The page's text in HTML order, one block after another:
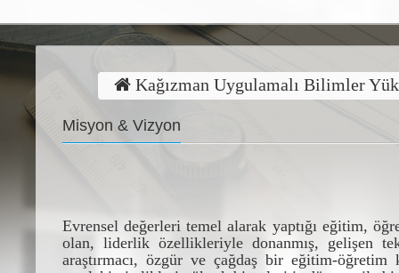
Kağızman Uygulamalı Bilimler
Misyon & Vizyon
Evrensel değerleri temel alarak yaptığıeğitim, öğ
olan, liderlik özellikleriyle donanmış, gelişen
araştırmacı, özgür ve çağdaş bir eğitim-öğretim